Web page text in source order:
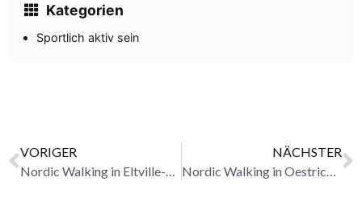
Kategorien
Sportlich aktiv sein
VORIGER
NÄCHSTER